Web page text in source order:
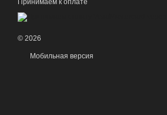
Принимаем к оплате
© 2026
Мобильная версия